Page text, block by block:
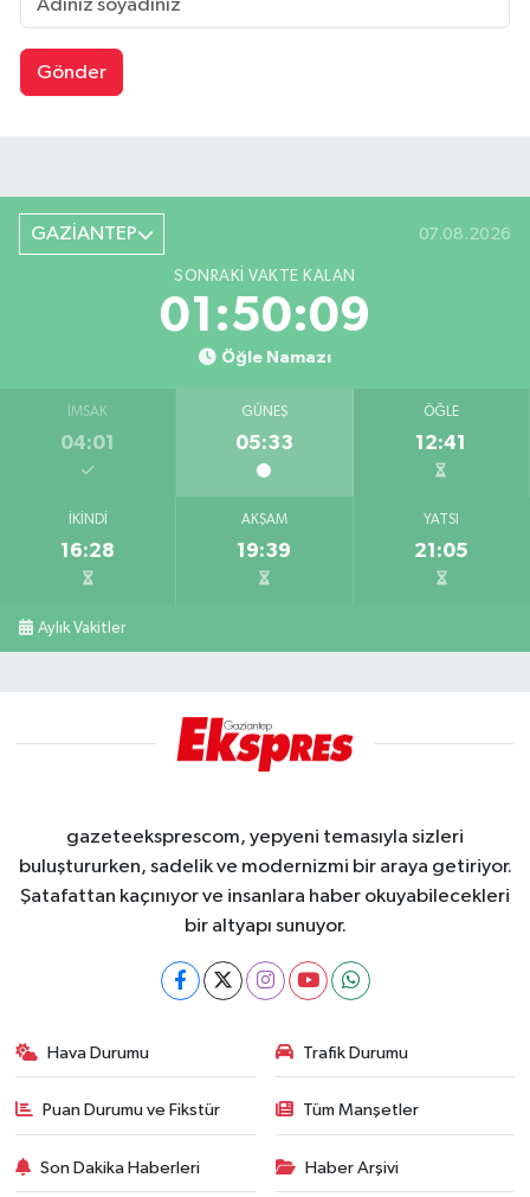
Gönder
GAZİANTEP 07.08.2026
SONRAKI VAKTE KALAN
01:50:08
Öğle Namazı
İMSAK
04:01
GÜNEŞ
05:33
ÖĞLE
12:41
İKINDI
16:28
AKŞAM
19:39
YATSI
21:05
Aylık Vakitler
gazeteeksprescom, yepyeni temasıyla sizleri
buluştururken, sadelik ve modernizmi bir araya getiriyor.
Şatafattan kaçınıyor ve insanlara haber okuyabilecekleri
bir altyapı sunuyor.
Hava Durumu Trafik Durumu
Puan Durumu ve Fikstür Tüm Manşetler
Son Dakika Haberleri Haber Arşivi